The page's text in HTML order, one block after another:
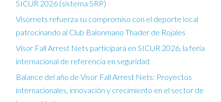
SICUR 2026 (sistema SRP)
Visornets refuerza su compromiso con el deporte local
patrocinando al Club Balonmano Thader de Rojales
Visor Fall Arrest Nets participará en SICUR 2026, la feria
internacional de referencia en seguridad
Balance del año de Visor Fall Arrest Nets: Proyectos
internacionales, innovación y crecimiento en el sector de